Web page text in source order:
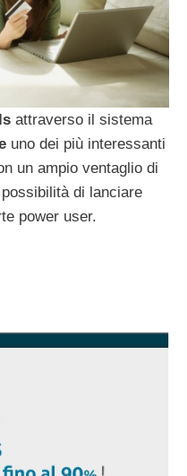
attraverso il sistema
uno dei più interessanti
un ampio ventaglio di
di lanciare
power user.